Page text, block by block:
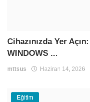
Cihazınızda Yer
WINDOWS ...
mttsus Haziran 14, 2026
Eğitim